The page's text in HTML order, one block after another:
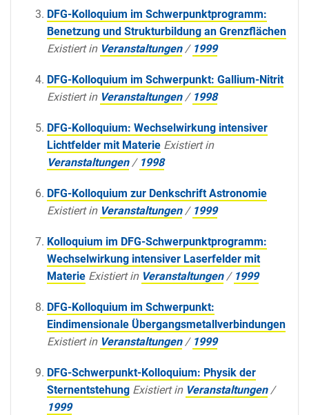
DFG-Kolloquium im Schwerpunktprogramm:
Benetzung und Strukturbildung an Grenzflächen
Existiert in Veranstaltungen / 1999
DFG-Kolloquium im Schwerpunkt: Gallium-Nitrit
Existiert in Veranstaltungen / 1998
DFG-Kolloquium: Wechselwirkung intensiver
Lichtfelder mit Materie Existiert in
Veranstaltungen / 1998
DFG-Kolloquium zur Denkschrift Astronomie
Existiert in Veranstaltungen / 1999
Kolloquium im DFG-Schwerpunktprogramm:
Wechselwirkung intensiver Laserfelder mit
Materie Existiert in Veranstaltungen / 1999
DFG-Kolloquium im Schwerpunkt:
Eindimensionale Übergangsmetallverbindungen
Existiert in Veranstaltungen / 1999
DFG-Schwerpunkt-Kolloquium: Physik der
Sternentstehung Existiert in Veranstaltungen /
1999